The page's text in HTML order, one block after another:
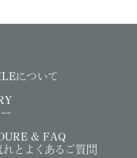
について
& FAQ
とよくあるご質問